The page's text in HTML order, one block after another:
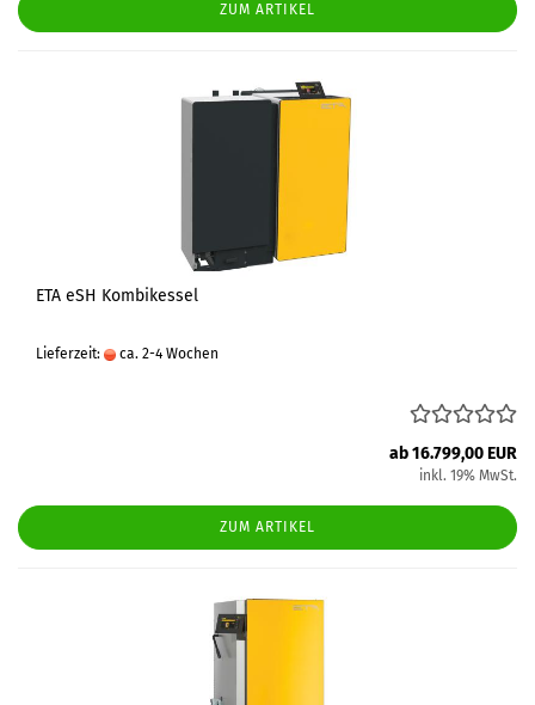
ZUM ARTIKEL
ETA eSH Kombikessel
Lieferzeit: ca. 2-4 Wochen
ab 16.799,00 EUR
inkl. 19% MwSt.
ZUM ARTIKEL